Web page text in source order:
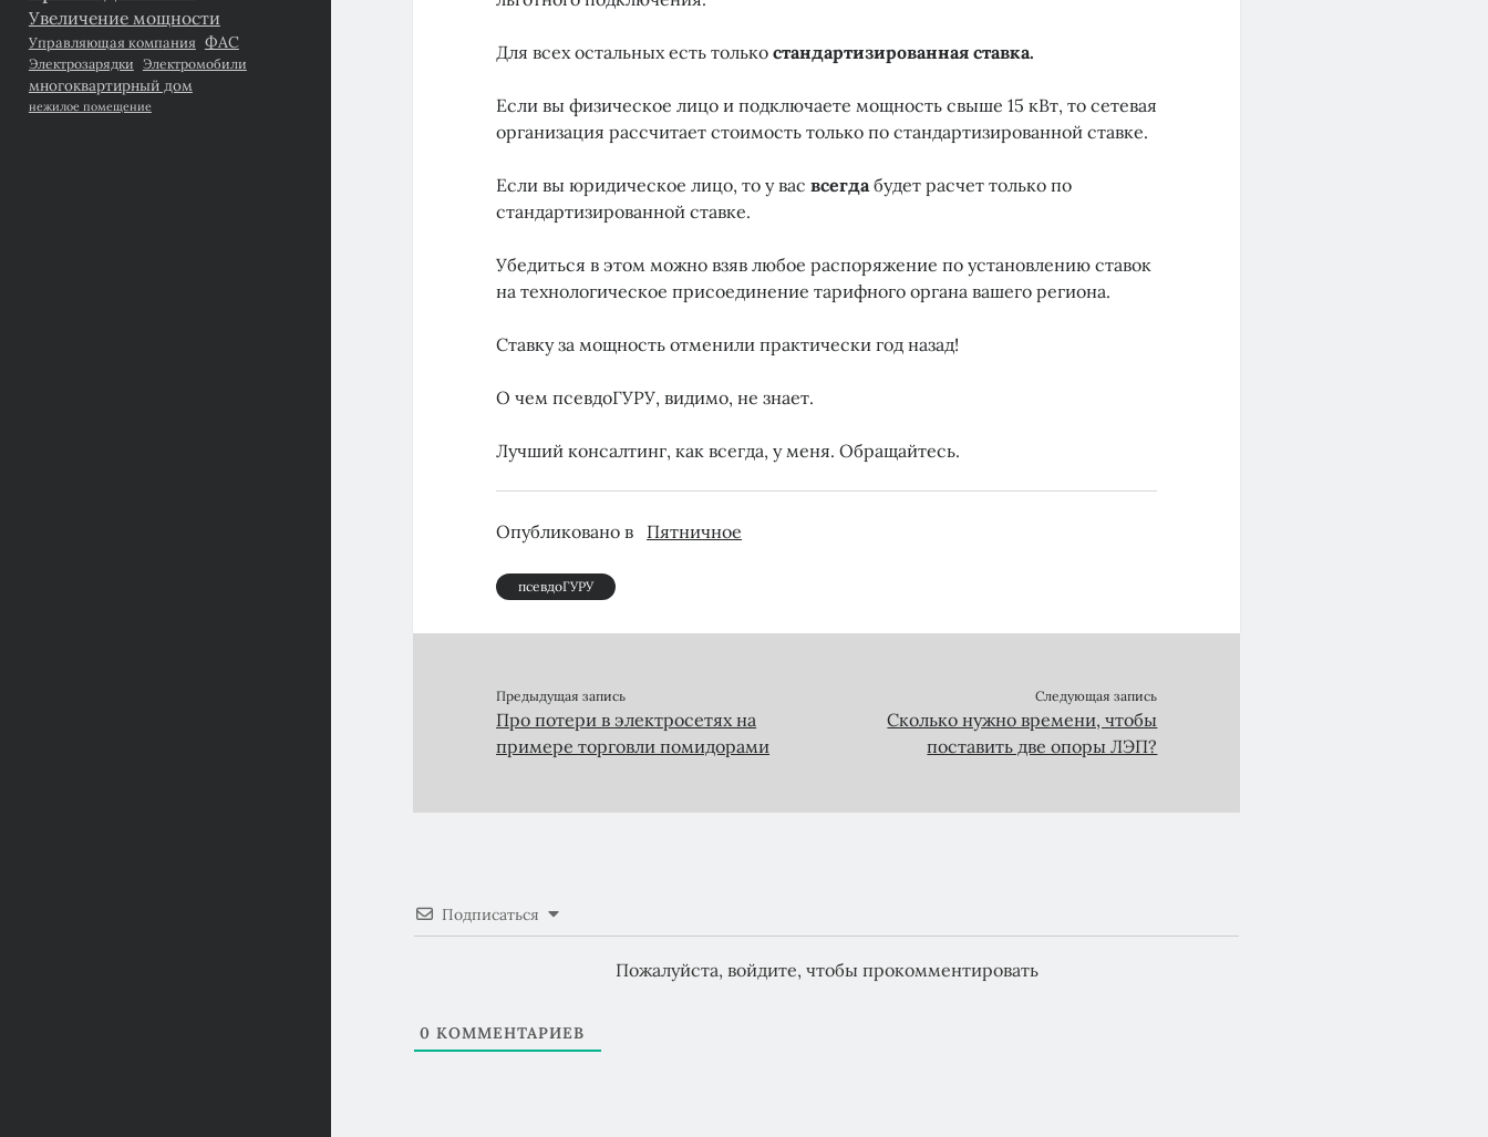
Увеличение мощности
Управляющая компания ФАС
Электрозарядки Электромобили
многоквартирный дом
нежилое помещение
Для всех остальных есть толькостандартизированная ставка.
Если вы физическое лицо и подключаете мощность свыше 15 кВт, то сетевая
организация рассчитает стоимость только по стандартизированной ставке.
Если вы юридическое лицо, то у васвсегдабудет расчет только по
стандартизированной ставке.
Убедиться в этом можно взяв любое распоряжение по установлению ставок
на технологическое присоединение тарифного органа вашего региона.
Ставку за мощность отменили практически год назад!
О чем псевдоГУРУ, видимо, не знает.
Лучший консалтинг, как всегда, у меня. Обращайтесь.
Опубликовано в Пятничное
псевдоГУРУ
Предыдущая запись
Про потери в электросетях на
примере торговли помидорами
Следующая запись
Сколько нужно времени, чтобы
поставить две опоры ЛЭП?
Подписаться
Пожалуйста, войдите, чтобы прокомментировать
0 КОММЕНТАРИЕВ